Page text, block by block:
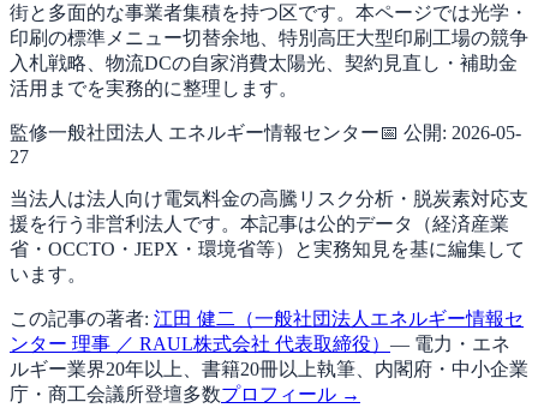
街と多面的な事業者集積を持つ区です。本ページでは光学・
印刷の標準メニュー切替余地、特別高圧大型印刷工場の競争
入札戦略、物流DCの自家消費太陽光、契約見直し・補助金
活用までを実務的に整理します。
監修一般社団法人 エネルギー情報センター📅 公開: 2026-05-
27
当法人は法人向け電気料金の高騰リスク分析・脱炭素対応支
援を行う非営利法人です。本記事は公的データ（経済産業
省・OCCTO・JEPX・環境省等）と実務知見を基に編集して
います。
この記事の著者: 江田 健二（一般社団法人エネルギー情報セ
ンター 理事 ／ RAUL株式会社 代表取締役） — 電力・エネ
ルギー業界20年以上、書籍20冊以上執筆、内閣府・中小企業
庁・商工会議所登壇多数プロフィール →